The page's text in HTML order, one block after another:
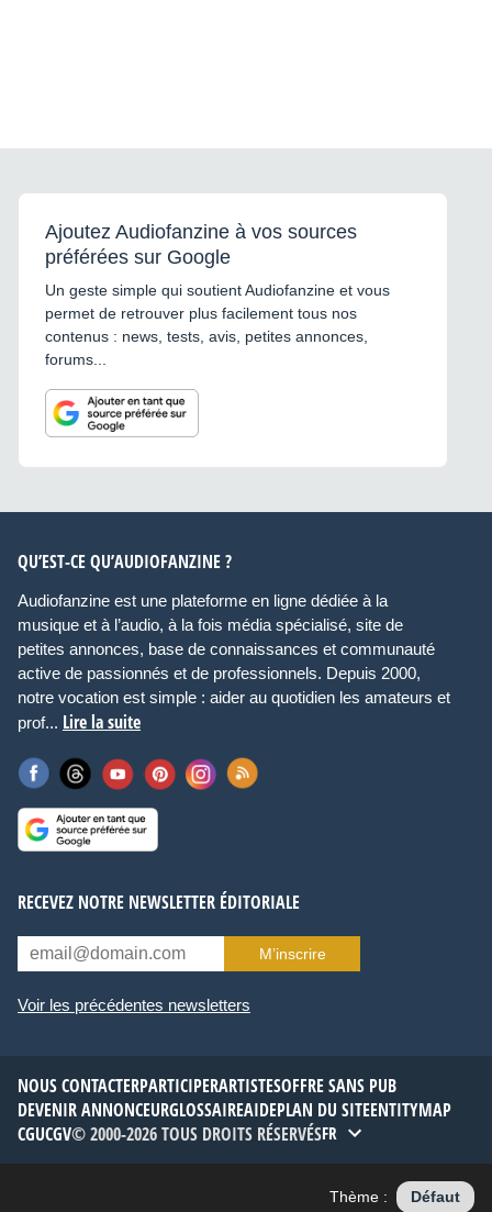
Ajoutez Audiofanzine à vos sources
préférées sur Google
Un geste simple qui soutient Audiofanzine et vous
permet de retrouver plus facilement tous nos
contenus : news, tests, avis, petites annonces,
forums...
QU’EST-CE QU’AUDIOFANZINE ?
Audiofanzine est une plateforme en ligne dédiée à la
musique et à l’audio, à la fois média spécialisé, site de
petites annonces, base de connaissances et communauté
active de passionnés et de professionnels. Depuis 2000,
notre vocation est simple : aider au quotidien les amateurs et
prof... Lire la suite
RECEVEZ NOTRE NEWSLETTER ÉDITORIALE
M’inscrire
Voir les précédentes newsletters
NOUS CONTACTERPARTICIPERARTISTESOFFRE SANS PUB
DEVENIR ANNONCEURGLOSSAIREAIDEPLAN DU SITEENTITYMAP
CGUCGV© 2000-2026 TOUS DROITS RÉSERVÉSFR
Thème : Défaut